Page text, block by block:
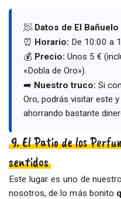
🧖 Datos de El Bañuelo
⏰ Horario: De 10:00 a
💰 Precio: Unos 5 €
«Dobla de Oro»).
➡️ Nuestro truco: Si
Oro, podrás visitar este
ahorrando bastante
9. El Patio de los
sentidos
Este lugar es uno de
nosotros, de lo más bonito